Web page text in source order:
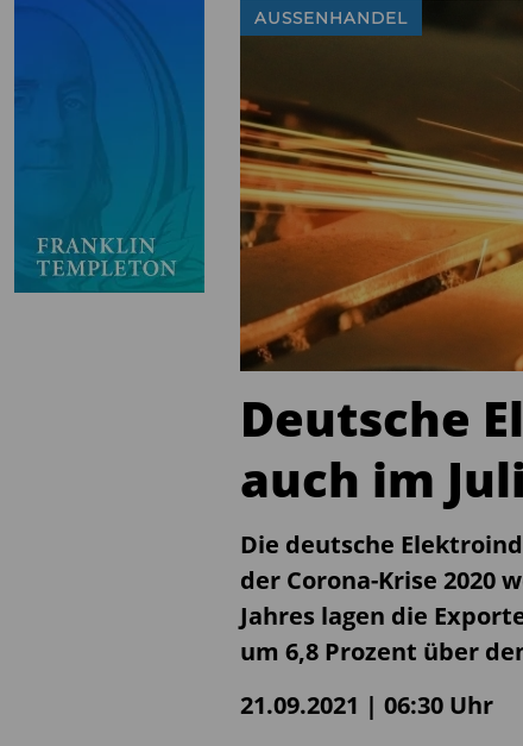
AUSSENHANDEL
Deutsche
auch im
Die deutsche
der Corona-Krise 2020
Jahres lagen die
um 6,8 Prozent über
21.09.2021 | 06:30 Uhr